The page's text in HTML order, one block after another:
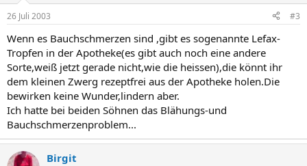
26 Juli 2003 #3
Wenn es Bauchschmerzen sind ,gibt es sogenannte Lefax-
Tropfen in der Apotheke(es gibt auch noch eine andere
Sorte,weiß jetzt gerade nicht,wie die heissen),die könnt ihr
dem kleinen Zwerg rezeptfrei aus der Apotheke holen.Die
bewirken keine Wunder,lindern aber.
Ich hatte bei beiden Söhnen das Blähungs-und
Bauchschmerzenproblem...
Birgit